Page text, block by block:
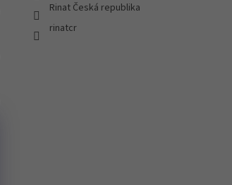
Rinat Česká republika
rinatcr